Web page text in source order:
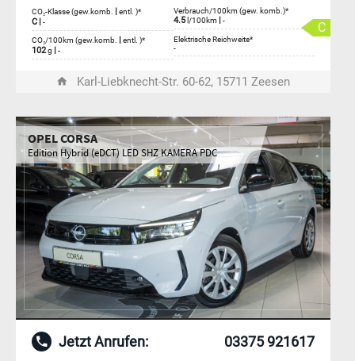
CO₂-Klasse (gew.komb. | entl. )*
C | -
Verbrauch/100km (gew. komb.)*
4.5 l/100km | -
CO₂/100km (gew.komb. | entl. )*
102g | -
Elektrische Reichweite*
-
C
Karl-Liebknecht-Str. 60-62, 15711 Zeesen
OPEL CORSA
Edition Hybrid (eDCT) LED SHZ KAMERA PDC
Jetzt Anrufen:
03375 921617